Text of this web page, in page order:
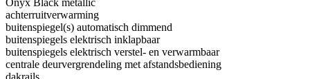
Onyx Black metallic
achterruitverwarming
buitenspiegel(s) automatisch dimmend
buitenspiegels elektrisch inklapbaar
buitenspiegels elektrisch verstel- en verwarmbaar
centrale deurvergrendeling met afstandsbediening